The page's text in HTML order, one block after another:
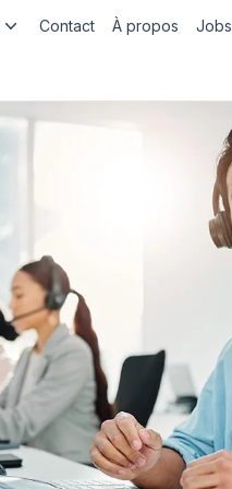
Contact À propos Jobs